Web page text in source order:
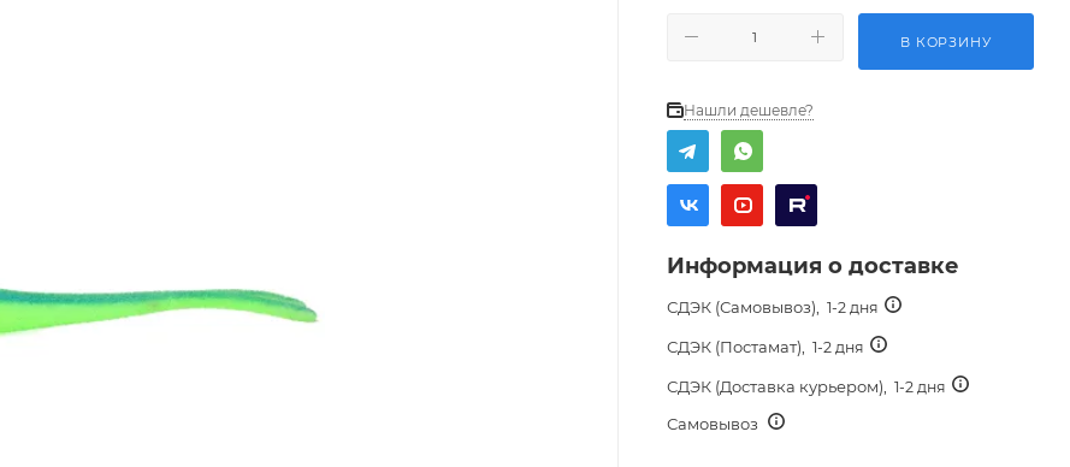
В КОРЗИНУ
Нашли дешевле?
Информация о доставке
СДЭК (Самовывоз), 1-2 дня
СДЭК (Постамат), 1-2 дня
СДЭК (Доставка курьером), 1-2 дня
Самовывоз